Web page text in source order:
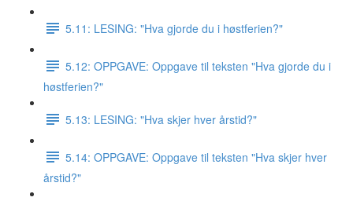
5.11: LESING: "Hva gjorde du i høstferien?"
5.12: OPPGAVE: Oppgave til teksten "Hva gjorde du i
høstferien?"
5.13: LESING: "Hva skjer hver årstid?"
5.14: OPPGAVE: Oppgave til teksten "Hva skjer hver
årstid?"